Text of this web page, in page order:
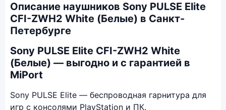
Описание наушников Sony PULSE Elite
CFI-ZWH2 White (Белые) в Санкт-
Петербурге
Sony PULSE Elite CFI-ZWH2 White
(Белые) — выгодно и с гарантией в
MiPort
Sony PULSE Elite — беспроводная гарнитура для
игр с консолями PlayStation и ПК.